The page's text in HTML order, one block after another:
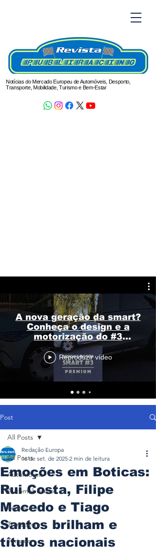
Notícias do Mercado Europeu de Automóveis, Desporto,
Transporte, Mobilidade, Turismo e Bem-Estar
A nova geração da smart?
Conheça o design e a
motorização do #3
Premium
Reproduzir vídeo
Post
All Posts
Automóveis
Automobilismo
Ferrovia
Transporte
Turismo
All Posts
Emoções em Boticas:
Rui Costa, Filipe
Macedo e Tiago
Santos brilham e
títulos nacionais
Redação Europa
16 de set. de 2025 2 min de leitura